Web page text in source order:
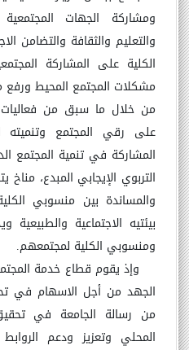
ومشاركة الجهات
والتعليم والثقافة والتضامن
الكلية على المشاركة
مشكلات المجتمع المحيط
من خلال ما سبق من
على رقي المجتمع
المشاركة في تنمية المجتمع
التربوي الإيجابي المبدع،
والمساندة بين منسوبي
بيئتيه الاجتماعية والطبيعية
ومنسوبي الكلية لمجتمعهم.
وإذ يقوم قطاع خدمة المجتمع
الجهد من أجل الاسهام في
من رسالة الجامعة في
المحلي وتعزيز ودعم الروابط